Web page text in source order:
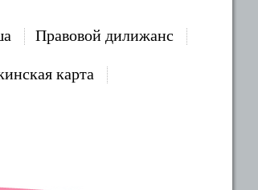
Правовой дилижанс
карта